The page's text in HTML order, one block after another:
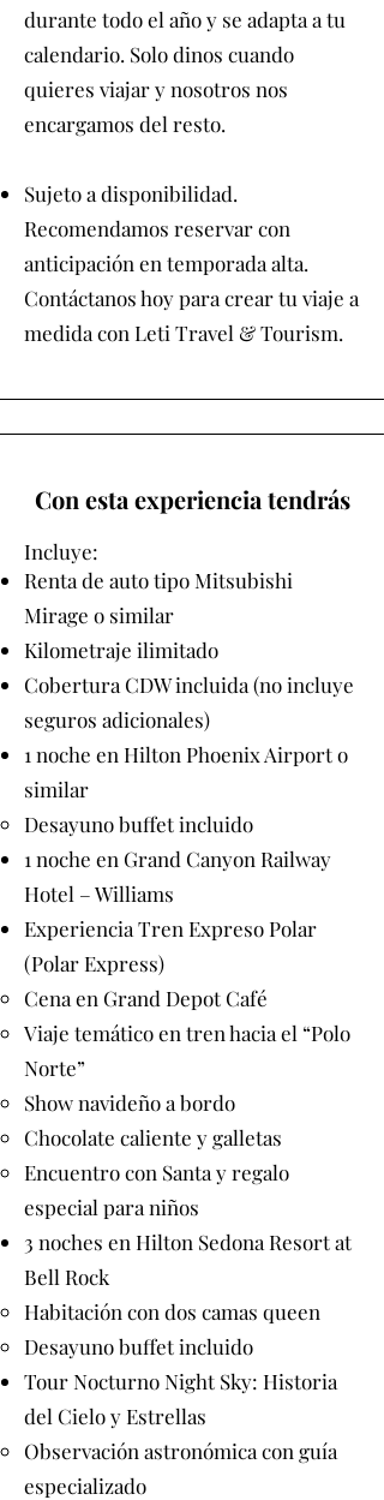
durante todo el año y se adapta a tu
calendario. Solo dinos cuando
quieres viajar y nosotros nos
encargamos del resto.
Sujeto a disponibilidad.
Recomendamos reservar con
anticipación en temporada alta.​
Contáctanos hoy para crear tu viaje a
medida con Leti Travel & Tourism.
Con esta experiencia tendrás
Incluye:
Renta de auto tipo Mitsubishi
Mirage o similar
Kilometraje ilimitado
Cobertura CDW incluida (no incluye
seguros adicionales)
1 noche en Hilton Phoenix Airport o
similar
Desayuno buffet incluido
1 noche en Grand Canyon Railway
Hotel – Williams
Experiencia Tren Expreso Polar
(Polar Express)
Cena en Grand Depot Café
Viaje temático en tren hacia el “Polo
Norte”
Show navideño a bordo
Chocolate caliente y galletas
Encuentro con Santa y regalo
especial para niños
3 noches en Hilton Sedona Resort at
Bell Rock
Habitación con dos camas queen
Desayuno buffet incluido
Tour Nocturno Night Sky: Historia
del Cielo y Estrellas
Observación astronómica con guía
especializado